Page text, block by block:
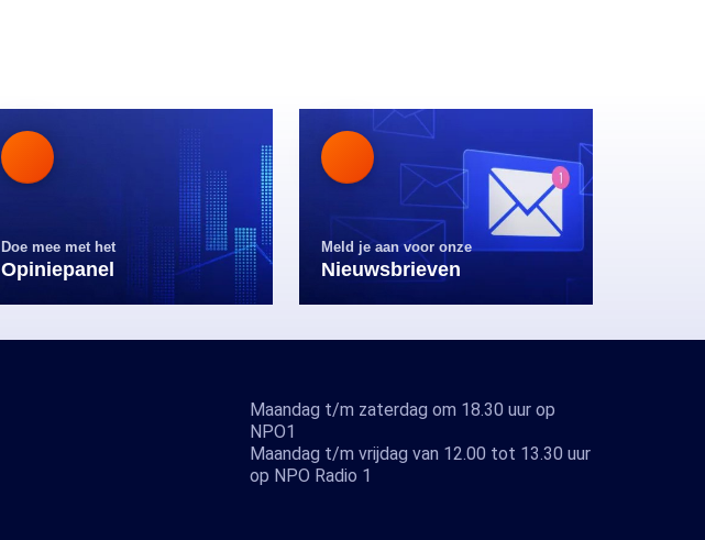
Doe mee met het
Opiniepanel
Meld je aan voor onze
Nieuwsbrieven
Maandag t/m zaterdag om 18.30 uur op
NPO1
Maandag t/m vrijdag van 12.00 tot 13.30 uur
op NPO Radio 1